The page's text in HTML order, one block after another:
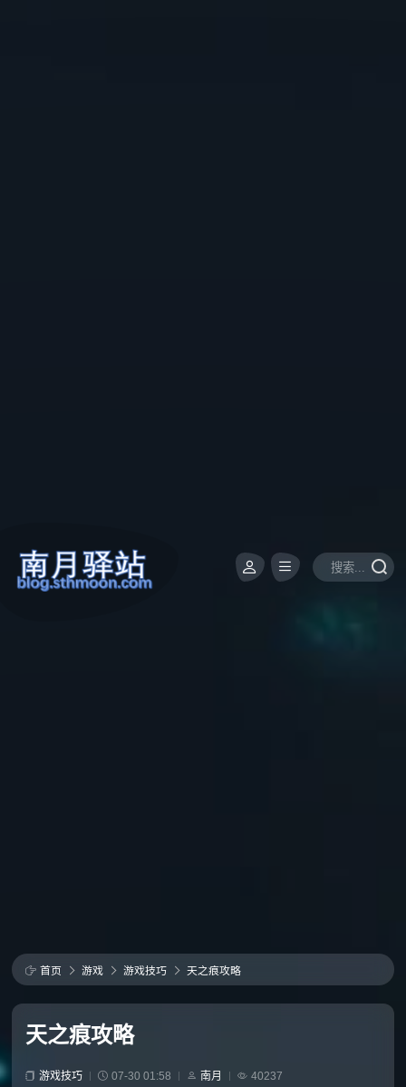
首页 游戏 游戏技巧 天之痕攻略
天之痕攻略
游戏技巧 07-30 01:58 南月 40237